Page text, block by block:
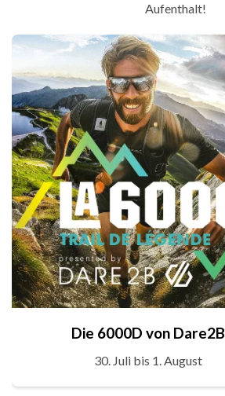
Aufenthalt!
Die 6000D von Dare2B
30. Juli bis 1. August